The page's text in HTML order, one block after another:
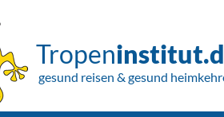
Tropen
gesund reisen & gesund